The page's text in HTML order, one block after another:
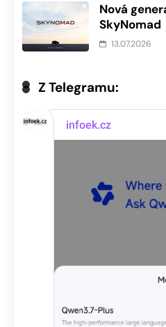
Nová
SkyNomad
13.07.2026
Z Telegramu: